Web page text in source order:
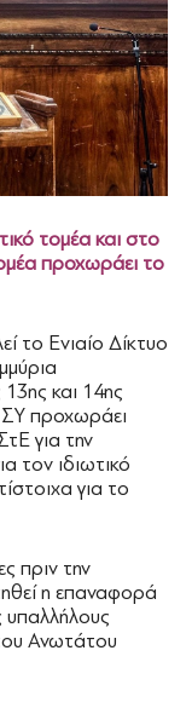
τομέα και στο
προχωράει το
το Ενιαίο Δίκτυο
και 14ης
προχωράει
για την
τον ιδιωτικό
για το
πριν την
η επαναφορά
Ανωτάτου